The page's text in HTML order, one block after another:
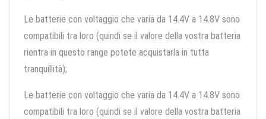
Le batterie con voltaggio che varia da 14.4V a 14.8V sono
compatibili tra loro (quindi se il valore della vostra batteria
rientra in questo range potete acquistarla in tutta
tranquillità);
Le batterie con voltaggio che varia da 14.4V a 14.8V sono
compatibili tra loro (quindi se il valore della vostra batteria